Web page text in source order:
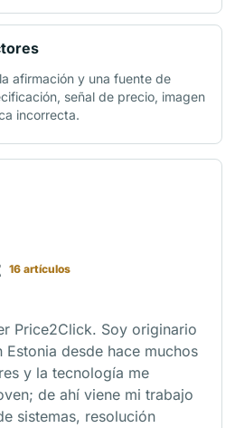
afirmación y una fuente de
señal de precio, imagen
incorrecta.
16 artículos
Price2Click. Soy originario
desde hace muchos
y la tecnología me
de ahí viene mi trabajo
sistemas, resolución